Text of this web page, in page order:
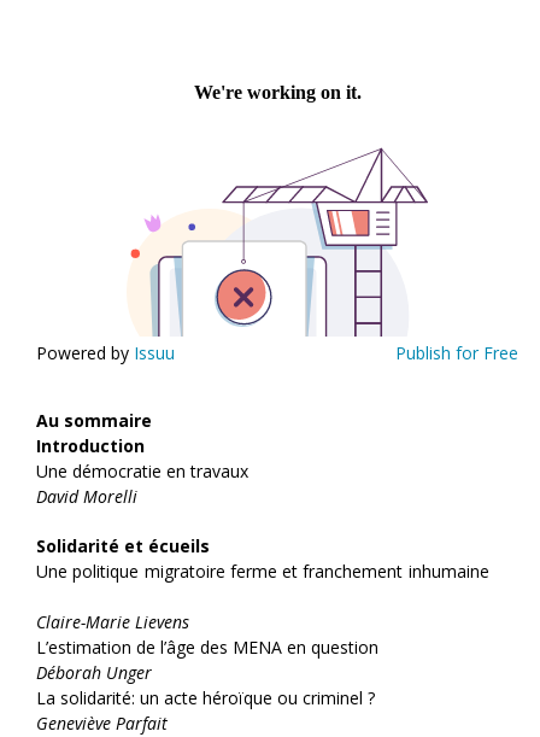
Powered by Issuu Publish for Free
Au sommaire
Introduction
Une démocratie en travaux
David Morelli
Solidarité et écueils
Une politique migratoire ferme et franchement inhumaine
Claire-Marie Lievens
L’estimation de l’âge des MENA en question
Déborah Unger
La solidarité: un acte héroïque ou criminel ?
Geneviève Parfait